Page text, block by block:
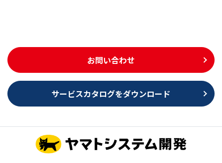
お問い合わせ
サービスカタログをダウンロード